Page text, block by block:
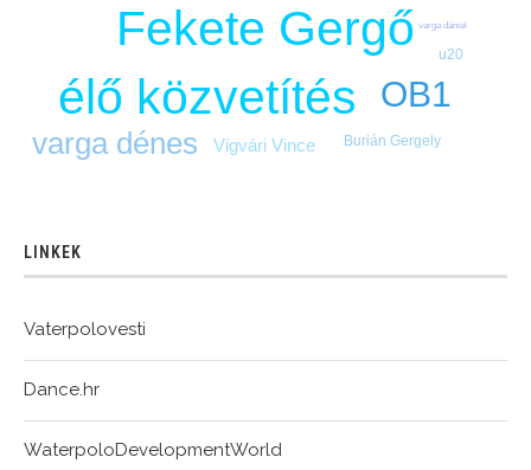
Fekete Gergő
élő közvetítés OB1
varga dénes Vigvári Vince Burián Gergely
u20
varga dániel
LINKEK
Vaterpolovesti
Dance.hr
WaterpoloDevelopmentWorld